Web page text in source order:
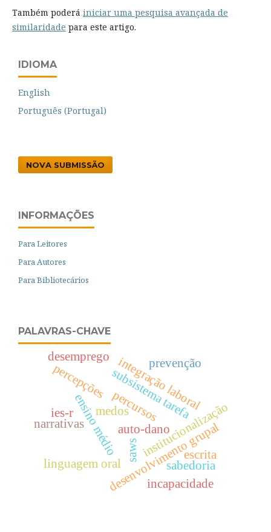
Também poderá iniciar uma pesquisa avançada de
similaridade para este artigo.
IDIOMA
English
Português (Portugal)
NOVA SUBMISSÃO
INFORMAÇÕES
Para Leitores
Para Autores
Para Bibliotecários
PALAVRAS-CHAVE
ensino médioauto-dano
institucionalização
percursos
percepções
narrativas desenvolvimento grupal
subsistema tarefa
sabedoria
saws
integração laboral
incapacidade
escrita
medos
linguagem oral
ies-r
prevenção
desemprego